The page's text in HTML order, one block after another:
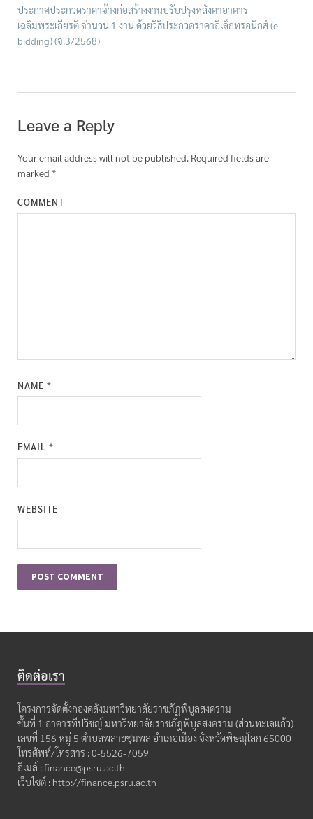
ประกาศประกวดราคาจ้างก่อสร้างงานปรับปรุงหลังคาอาคาร
เฉลิมพระเกียรติ จำนวน 1 งาน ด้วยวิธีประกวดราคาอิเล็กทรอนิกส์ (e-
bidding) (จ.3/2568)
Leave a Reply
Your email address will not be published. Required fields are
marked *
COMMENT
NAME*
EMAIL*
WEBSITE
ติดต่อเรา
โครงการจัดตั้งกองคลังมหาวิทยาลัยราชภัฏพิบูลสงคราม
ชั้นที่ 1 อาคารทีปวิชญ์ มหาวิทยาลัยราชภัฏพิบูลสงคราม (ส่วนทะเลแก้ว)
เลขที่ 156 หมู่ 5 ตำบลพลายชุมพล อำเภอเมือง จังหวัดพิษณุโลก 65000
โทรศัพท์/โทรสาร : 0-5526-7059
อีเมล์ : finance@psru.ac.th
เว็บไซต์ : http://finance.psru.ac.th